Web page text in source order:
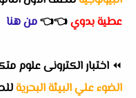
عطية بدوي👈
👈من هنا
⏪ اختبار الكترونى علوم
الضوء علي البيئة البحرية